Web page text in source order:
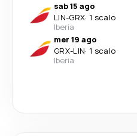
sab 15 ago
LIN-GRX· 1 scalo
Iberia
mer 19 ago
GRX-LIN· 1 scalo
Iberia